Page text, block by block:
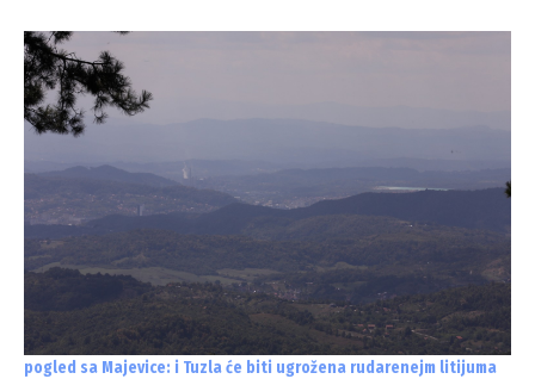
pogled sa Majevice: i Tuzla će biti ugrožena rudarenejm litijuma